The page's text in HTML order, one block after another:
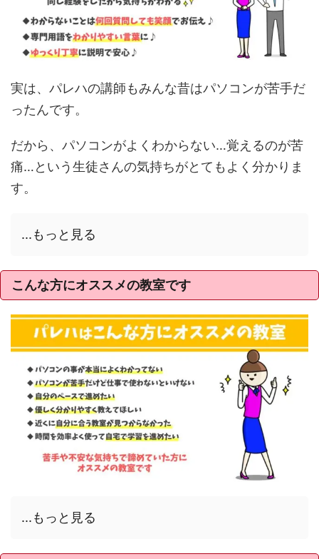
実は、パレハの講師もみんな昔はパソコンが苦手だ
ったんです。
だから、パソコンがよくわからない…覚えるのが苦
痛…という生徒さんの気持ちがとてもよく分かりま
す。
...もっと見る
こんな方にオススメの教室です
...もっと見る